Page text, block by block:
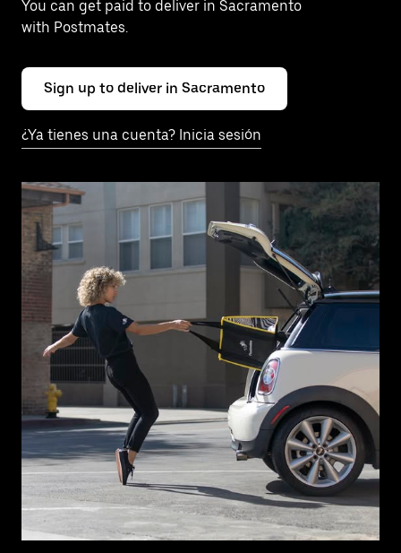
You can get paid to deliver in Sacramento
with Postmates.
Sign up to deliver in Sacramento
¿Ya tienes una cuenta? Inicia sesión